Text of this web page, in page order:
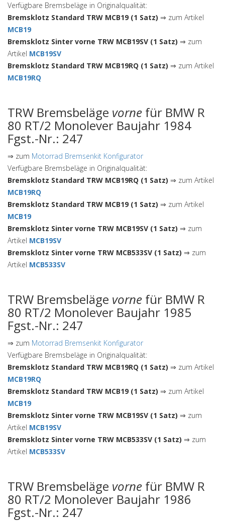
Verfügbare Bremsbeläge in Originalqualität:
Bremsklotz Standard TRW MCB19 (1 Satz) ⇒ zum Artikel
MCB19
Bremsklotz Sinter vorne TRW MCB19SV (1 Satz) ⇒ zum
Artikel MCB19SV
Bremsklotz Standard TRW MCB19RQ (1 Satz) ⇒ zum Artikel
MCB19RQ
TRW Bremsbeläge vorne für BMW R
80 RT/2 Monolever Baujahr 1984
Fgst.-Nr.: 247
⇒ zum Motorrad Bremsenkit Konfigurator
Verfügbare Bremsbeläge in Originalqualität:
Bremsklotz Standard TRW MCB19RQ (1 Satz) ⇒ zum Artikel
MCB19RQ
Bremsklotz Standard TRW MCB19 (1 Satz) ⇒ zum Artikel
MCB19
Bremsklotz Sinter vorne TRW MCB19SV (1 Satz) ⇒ zum
Artikel MCB19SV
Bremsklotz Sinter vorne TRW MCB533SV (1 Satz) ⇒ zum
Artikel MCB533SV
TRW Bremsbeläge vorne für BMW R
80 RT/2 Monolever Baujahr 1985
Fgst.-Nr.: 247
⇒ zum Motorrad Bremsenkit Konfigurator
Verfügbare Bremsbeläge in Originalqualität:
Bremsklotz Standard TRW MCB19RQ (1 Satz) ⇒ zum Artikel
MCB19RQ
Bremsklotz Standard TRW MCB19 (1 Satz) ⇒ zum Artikel
MCB19
Bremsklotz Sinter vorne TRW MCB19SV (1 Satz) ⇒ zum
Artikel MCB19SV
Bremsklotz Sinter vorne TRW MCB533SV (1 Satz) ⇒ zum
Artikel MCB533SV
TRW Bremsbeläge vorne für BMW R
80 RT/2 Monolever Baujahr 1986
Fgst.-Nr.: 247